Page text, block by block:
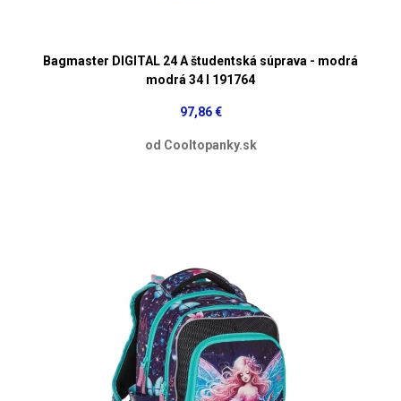
Bagmaster DIGITAL 24 A študentská súprava - modrá
modrá 34 l 191764
97,86 €
od Cooltopanky.sk